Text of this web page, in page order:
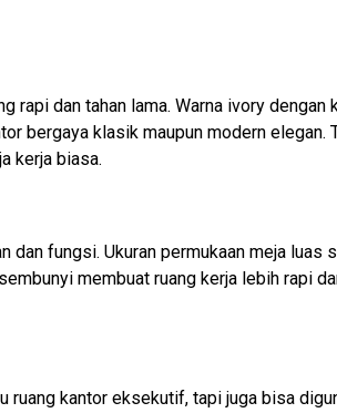
dan tahan lama. Warna ivory
bergaya klasik maupun modern elegan.
kerja biasa.
fungsi. Ukuran permukaan meja luas
membuat ruang kerja lebih rapi
kantor eksekutif, tapi juga bisa